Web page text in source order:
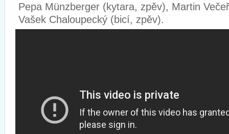
Pepa Münzberger (kytara, zpěv), Martin
Vašek Chaloupecký (bicí, zpěv).